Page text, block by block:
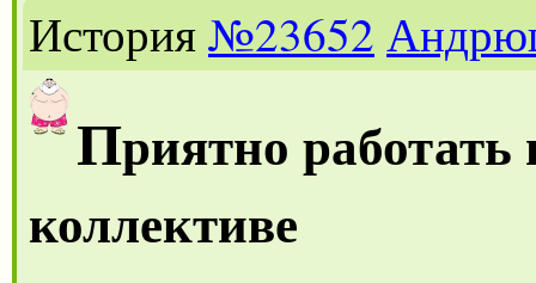
История№23652
Приятно
коллективе